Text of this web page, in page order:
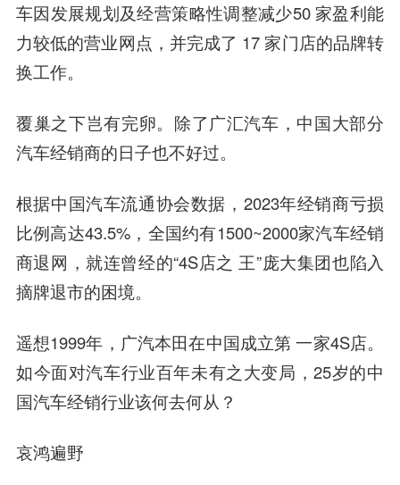
车因发展规划及经营策略性调整减少50 家盈利能
力较低的营业网点，并完成了 17 家门店的品牌转
换工作。
覆巢之下岂有完卵。除了广汇汽车，中国大部分
汽车经销商的日子也不好过。
根据中国汽车流通协会数据，2023年经销商亏损
比例高达43.5%，全国约有1500~2000家汽车经销
商退网，就连曾经的“4S店之 王”庞大集团也陷入
摘牌退市的困境。
遥想1999年，广汽本田在中国成立第 一家4S店。
如今面对汽车行业百年未有之大变局，25岁的中
国汽车经销行业该何去何从？
哀鸿遍野